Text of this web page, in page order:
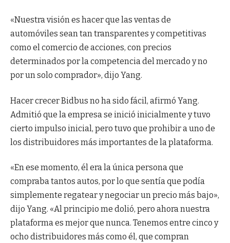
«Nuestra visión es hacer que las ventas de
automóviles sean tan transparentes y competitivas
como el comercio de acciones, con precios
determinados por la competencia del mercado y no
por un solo comprador», dijo Yang.
Hacer crecer Bidbus no ha sido fácil, afirmó Yang.
Admitió que la empresa se inició inicialmente y tuvo
cierto impulso inicial, pero tuvo que prohibir a uno de
los distribuidores más importantes de la plataforma.
«En ese momento, él era la única persona que
compraba tantos autos, por lo que sentía que podía
simplemente regatear y negociar un precio más bajo»,
dijo Yang. «Al principio me dolió, pero ahora nuestra
plataforma es mejor que nunca. Tenemos entre cinco y
ocho distribuidores más como él, que compran